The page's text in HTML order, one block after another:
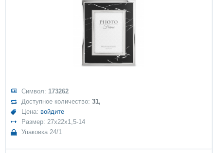
Символ: 173262
Доступное количество:31,
Цена: войдите
Размер: 27x22x1,5-14
Упаковка 24/1